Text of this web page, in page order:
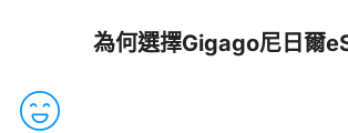
為何選擇Gigago尼日爾